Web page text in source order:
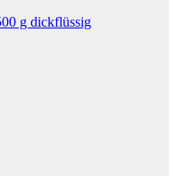
g dickflüssig